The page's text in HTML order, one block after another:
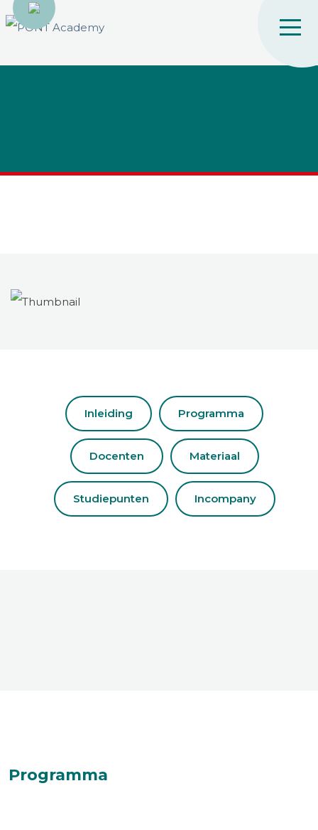
Inleiding Programma
Docenten Materiaal
Studiepunten Incompany
Programma